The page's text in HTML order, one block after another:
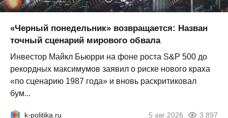
«Черный понедельник» возвращается: Назван
точный сценарий мирового обвала
Инвестор Майкл Бьюрри на фоне роста S&P 500 до
рекордных максимумов заявил о риске нового краха
«по сценарию 1987 года» и вновь раскритиковал
бум...
k-politika.ru 5 авг 2026 3 897